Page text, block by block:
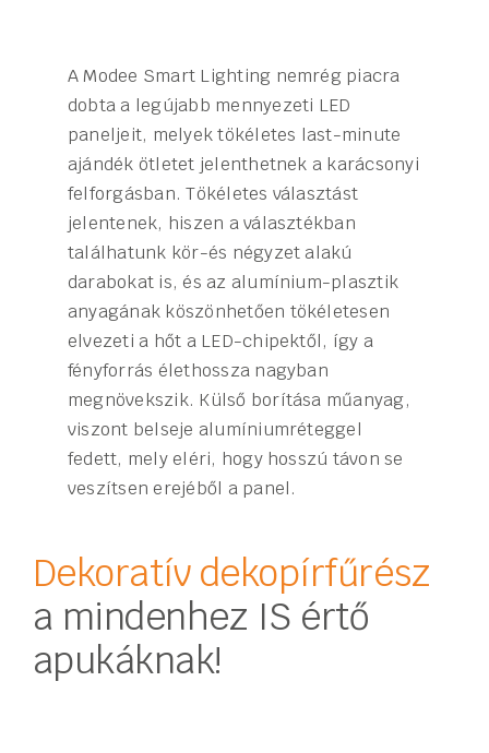
A Modee Smart Lighting nemrég piacra
dobta a legújabb mennyezeti LED
paneljeit, melyek tökéletes last-minute
ajándék ötletet jelenthetnek a karácsonyi
felforgásban. Tökéletes választást
jelentenek, hiszen a választékban
találhatunk kör-és négyzet alakú
darabokat is, és az alumínium-plasztik
anyagának köszönhetően tökéletesen
elvezeti a hőt a LED-chipektől, így a
fényforrás élethossza nagyban
megnövekszik. Külső borítása műanyag,
viszont belseje alumíniumréteggel
fedett, mely eléri, hogy hosszú távon se
veszítsen erejéből a panel.
Dekoratív dekopírfűrész
a mindenhez IS értő
apukáknak!